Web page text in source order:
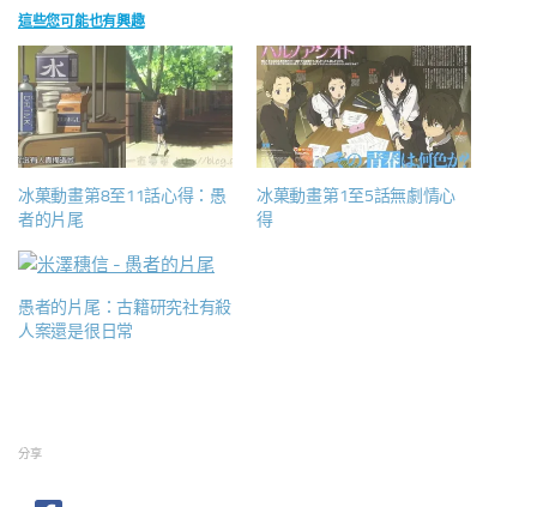
這些您可能也有興趣
冰菓動畫第8至11話心得：愚
者的片尾
冰菓動畫第1至5話無劇情心
得
愚者的片尾：古籍研究社有殺
人案還是很日常
分享